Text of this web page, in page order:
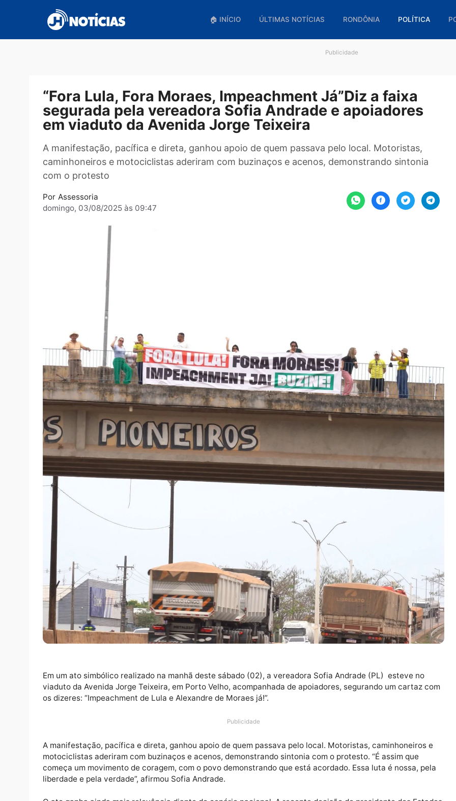
conteúdo
🏠 INÍCIO ÚLTIMAS NOTÍCIAS RONDÔNIA
“Fora Lula, Fora Moraes, Impeachment Já”Diz a faixa
segurada pela vereadora Sofia Andrade e
em viaduto da Avenida Jorge Teixeira
A manifestação, pacífica e direta, ganhou apoio de quem passava pelo local.
caminhoneiros e motociclistas aderiram com buzinaços e acenos, demonstrando
com o protesto
domingo, 03/08/2025 às 09:47
Em um ato simbólico realizado na manhã deste sábado (02), a vereadora Sofia Andrade (PL) esteve
viaduto da Avenida Jorge Teixeira, em Porto Velho, acompanhada de apoiadores, segurando um
os dizeres: “Impeachment de Lula e Alexandre de Moraes já!”.